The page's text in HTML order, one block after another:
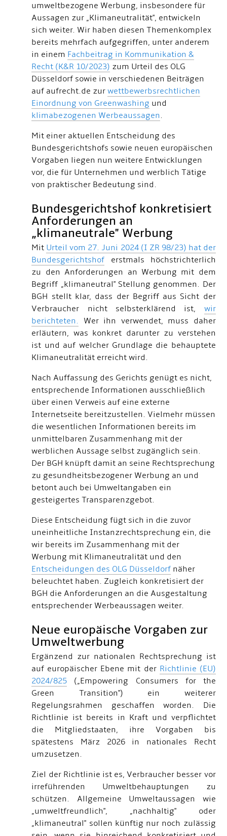
umweltbezogene Werbung, insbesondere für
Aussagen zur „Klimaneutralität", entwickeln
sich weiter. Wir haben diesen Themenkomplex
bereits mehrfach aufgegriffen, unter anderem
in einem Fachbeitrag in Kommunikation &
Recht (K&R 10/2023) zum Urteil des OLG
Düsseldorf sowie in verschiedenen Beiträgen
auf aufrecht.de zurwettbewerbsrechtlichen
Einordnung von Greenwashing und
klimabezogenen Werbeaussagen .
Mit einer aktuellen Entscheidung des
Bundesgerichtshofs sowie neuen europäischen
Vorgaben liegen nun weitere Entwicklungen
vor, die für Unternehmen und werblich Tätige
von praktischer Bedeutung sind.
Bundesgerichtshof konkretisiert
Anforderungen an
„klimaneutrale" Werbung
Mit Urteil vom 27. Juni 2024 (I ZR 98/23) hat der
Bundesgerichtshof erstmals höchstrichterlich
zu den Anforderungen an Werbung mit dem
Begriff „klimaneutral" Stellung genommen. Der
BGH stellt klar, dass der Begriff aus Sicht der
Verbraucher nicht selbsterklärend ist, wir
berichteten.
Wer ihn verwendet, muss daher
erläutern, was konkret darunter zu verstehen
ist und auf welcher Grundlage die behauptete
Klimaneutralität erreicht wird.
Nach Auffassung des Gerichts genügt es nicht,
entsprechende Informationen ausschließlich
über einen Verweis auf eine externe
Internetseite bereitzustellen. Vielmehr müssen
die wesentlichen Informationen bereits im
unmittelbaren Zusammenhang mit der
werblichen Aussage selbst zugänglich sein.
Der BGH knüpft damit an seine Rechtsprechung
zu gesundheitsbezogener Werbung an und
betont auch bei Umweltangaben ein
gesteigertes Transparenzgebot.
Diese Entscheidung fügt sich in die zuvor
uneinheitliche Instanzrechtsprechung ein, die
wir bereits im Zusammenhang mit der
Werbung mit Klimaneutralität und den
Entscheidungen des OLG Düsseldorf näher
beleuchtet haben. Zugleich konkretisiert der
BGH die Anforderungen an die Ausgestaltung
entsprechender Werbeaussagen weiter.
Neue europäische Vorgaben zur
Umweltwerbung
Ergänzend zur nationalen Rechtsprechung ist
auf europäischer Ebene mit der Richtlinie (EU)
2024/825 („Empowering Consumers for the
Green Transition") ein weiterer
Regelungsrahmen geschaffen worden. Die
Richtlinie ist bereits in Kraft und verpflichtet
die Mitgliedstaaten, ihre Vorgaben bis
spätestens März 2026 in nationales Recht
umzusetzen.
Ziel der Richtlinie ist es, Verbraucher besser vor
irreführenden Umweltbehauptungen zu
schützen. Allgemeine Umweltaussagen wie
„umweltfreundlich", „nachhaltig" oder
„klimaneutral" sollen künftig nur noch zulässig